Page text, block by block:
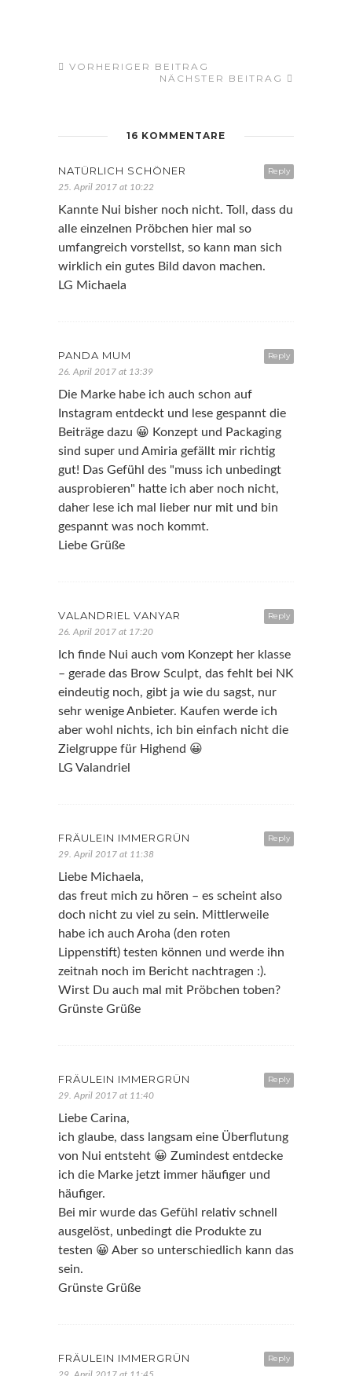
VORHERIGER BEITRAG
NÄCHSTER BEITRAG
16 KOMMENTARE
Reply
NATÜRLICH SCHÖNER
25. April 2017 at 10:22
Kannte Nui bisher noch nicht. Toll, dass du
alle einzelnen Pröbchen hier mal so
umfangreich vorstellst, so kann man sich
wirklich ein gutes Bild davon machen.
LG Michaela
Reply
PANDA MUM
26. April 2017 at 13:39
Die Marke habe ich auch schon auf
Instagram entdeckt und lese gespannt die
Beiträge dazu 😀 Konzept und Packaging
sind super und Amiria gefällt mir richtig
gut! Das Gefühl des "muss ich unbedingt
ausprobieren" hatte ich aber noch nicht,
daher lese ich mal lieber nur mit und bin
gespannt was noch kommt.
Liebe Grüße
Reply
VALANDRIEL VANYAR
26. April 2017 at 17:20
Ich finde Nui auch vom Konzept her klasse
– gerade das Brow Sculpt, das fehlt bei NK
eindeutig noch, gibt ja wie du sagst, nur
sehr wenige Anbieter. Kaufen werde ich
aber wohl nichts, ich bin einfach nicht die
Zielgruppe für Highend 😀
LG Valandriel
Reply
FRÄULEIN IMMERGRÜN
29. April 2017 at 11:38
Liebe Michaela,
das freut mich zu hören – es scheint also
doch nicht zu viel zu sein. Mittlerweile
habe ich auch Aroha (den roten
Lippenstift) testen können und werde ihn
zeitnah noch im Bericht nachtragen :).
Wirst Du auch mal mit Pröbchen toben?
Grünste Grüße
Reply
FRÄULEIN IMMERGRÜN
29. April 2017 at 11:40
Liebe Carina,
ich glaube, dass langsam eine Überflutung
von Nui entsteht 😀 Zumindest entdecke
ich die Marke jetzt immer häufiger und
häufiger.
Bei mir wurde das Gefühl relativ schnell
ausgelöst, unbedingt die Produkte zu
testen 😀 Aber so unterschiedlich kann das
sein.
Grünste Grüße
Reply
FRÄULEIN IMMERGRÜN